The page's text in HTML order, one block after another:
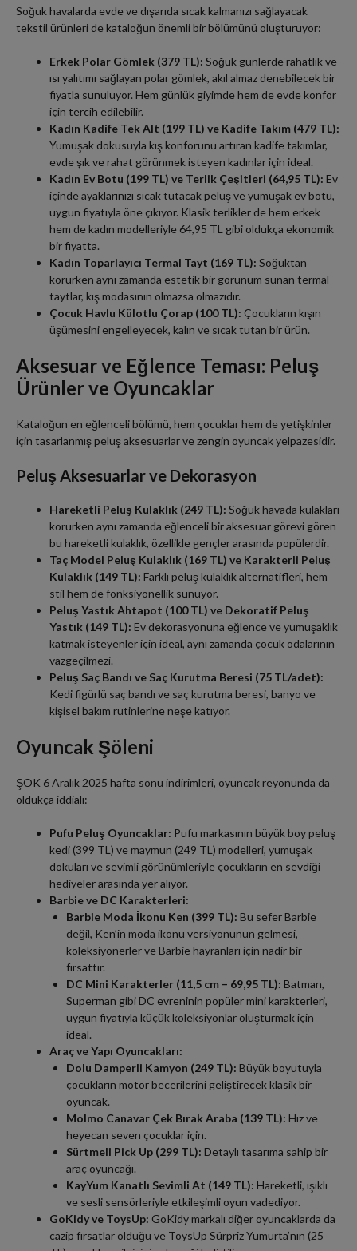
Soğuk havalarda evde ve dışarıda sıcak kalmanızı sağlayacak
tekstil ürünleri de kataloğun önemli bir bölümünü oluşturuyor:
Erkek Polar Gömlek (379 TL): Soğuk günlerde rahatlık ve
ısı yalıtımı sağlayan polar gömlek, akıl almaz denebilecek bir
fiyatla sunuluyor. Hem günlük giyimde hem de evde konfor
için tercih edilebilir.
Kadın Kadife Tek Alt (199 TL) ve Kadife Takım (479 TL):
Yumuşak dokusuyla kış konforunu artıran kadife takımlar,
evde şık ve rahat görünmek isteyen kadınlar için ideal.
Kadın Ev Botu (199 TL) ve Terlik Çeşitleri (64,95 TL): Ev
içinde ayaklarınızı sıcak tutacak peluş ve yumuşak ev botu,
uygun fiyatıyla öne çıkıyor. Klasik terlikler de hem erkek
hem de kadın modelleriyle 64,95 TL gibi oldukça ekonomik
bir fiyatta.
Kadın Toparlayıcı Termal Tayt (169 TL): Soğuktan
korurken aynı zamanda estetik bir görünüm sunan termal
taytlar, kış modasının olmazsa olmazıdır.
Çocuk Havlu Külotlu Çorap (100 TL): Çocukların kışın
üşümesini engelleyecek, kalın ve sıcak tutan bir ürün.
Aksesuar ve Eğlence Teması: Peluş
Ürünler ve Oyuncaklar
Kataloğun en eğlenceli bölümü, hem çocuklar hem de yetişkinler
için tasarlanmış peluş aksesuarlar ve zengin oyuncak yelpazesidir.
Peluş Aksesuarlar ve Dekorasyon
Hareketli Peluş Kulaklık (249 TL): Soğuk havada kulakları
korurken aynı zamanda eğlenceli bir aksesuar görevi gören
bu hareketli kulaklık, özellikle gençler arasında popülerdir.
Taç Model Peluş Kulaklık (169 TL) ve Karakterli Peluş
Kulaklık (149 TL): Farklı peluş kulaklık alternatifleri, hem
stil hem de fonksiyonellik sunuyor.
Peluş Yastık Ahtapot (100 TL) ve Dekoratif Peluş
Yastık (149 TL): Ev dekorasyonuna eğlence ve yumuşaklık
katmak isteyenler için ideal, aynı zamanda çocuk odalarının
vazgeçilmezi.
Peluş Saç Bandı ve Saç Kurutma Beresi (75 TL/adet):
Kedi figürlü saç bandı ve saç kurutma beresi, banyo ve
kişisel bakım rutinlerine neşe katıyor.
Oyuncak Şöleni
ŞOK 6 Aralık 2025 hafta sonu indirimleri, oyuncak reyonunda da
oldukça iddialı:
Pufu Peluş Oyuncaklar: Pufu markasının büyük boy peluş
kedi (399 TL) ve maymun (249 TL) modelleri, yumuşak
dokuları ve sevimli görünümleriyle çocukların en sevdiği
hediyeler arasında yer alıyor.
Barbie ve DC Karakterleri:
Barbie Moda İkonu Ken (399 TL): Bu sefer Barbie
değil, Ken’in moda ikonu versiyonunun gelmesi,
koleksiyonerler ve Barbie hayranları için nadir bir
fırsattır.
DC Mini Karakterler (11,5 cm – 69,95 TL): Batman,
Superman gibi DC evreninin popüler mini karakterleri,
uygun fiyatıyla küçük koleksiyonlar oluşturmak için
ideal.
Araç ve Yapı Oyuncakları:
Dolu Damperli Kamyon (249 TL): Büyük boyutuyla
çocukların motor becerilerini geliştirecek klasik bir
oyuncak.
Molmo Canavar Çek Bırak Araba (139 TL): Hız ve
heyecan seven çocuklar için.
Sürtmeli Pick Up (299 TL): Detaylı tasarıma sahip bir
araç oyuncağı.
KayYum Kanatlı Sevimli At (149 TL): Hareketli, ışıklı
ve sesli sensörleriyle etkileşimli oyun vadediyor.
GoKidy ve ToysUp: GoKidy markalı diğer oyuncaklarda da
cazip fırsatlar olduğu ve ToysUp Sürpriz Yumurta’nın (25